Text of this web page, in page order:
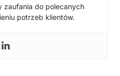
zaufania do polecanych
potrzeb klientów.